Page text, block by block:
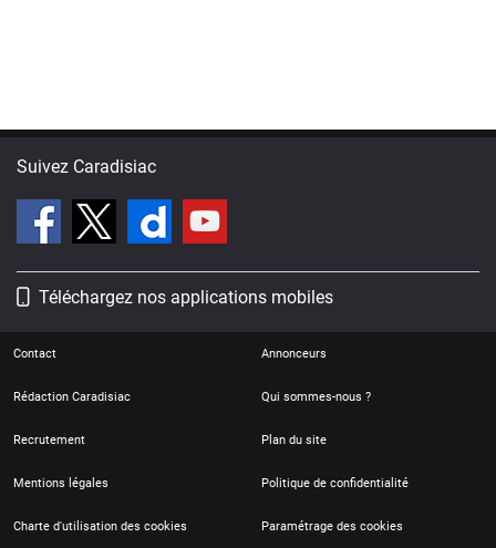
Suivez Caradisiac
Téléchargez nos applications mobiles
Contact Annonceurs
Rédaction Caradisiac Qui sommes-nous ?
Recrutement Plan du site
Mentions légales Politique de confidentialité
Charte d'utilisation des cookies Paramétrage des cookies